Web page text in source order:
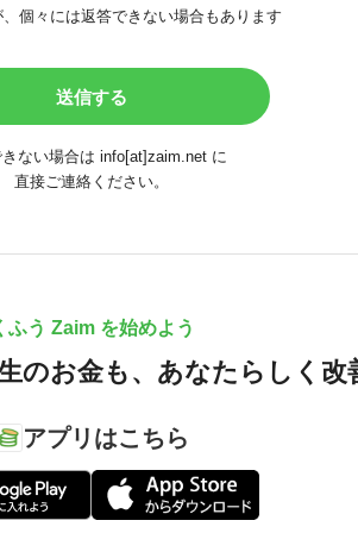
個々には返答できない場合もあります
ない場合は info[at]zaim.net に
直接ご連絡ください。
ふう Zaim を始めよう
のお金も、 あなたらしく改
アプリはこちら